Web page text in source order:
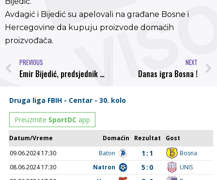
Avdagić i Bijedić su apelovali na građane Bosne i
Hercegovine da kupuju proizvode domaćih
proizvođača.
PREVIOUS
Emir Bijedić, predsjednik NK Bosna: Djeca su nam na raspustu, sad bi trebalo biti lakše
NEXT
Danas igra Bosna !